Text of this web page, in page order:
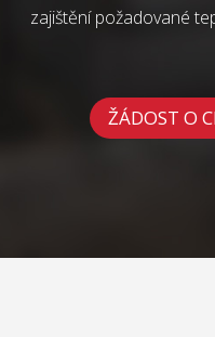
zajištění požadované
ŽÁDOST O